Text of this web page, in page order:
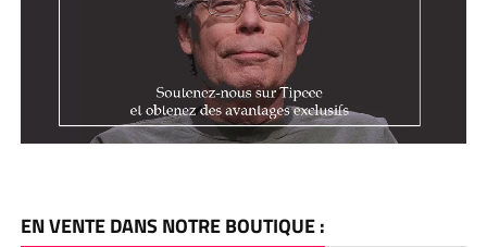
EN VENTE DANS NOTRE BOUTIQUE :